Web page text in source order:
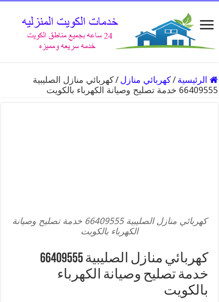
الرئيسية /كهربائي منازل /كهربائي منازل الصليبية
66409555 خدمة تصليح وصيانة الكهرباء بالكويت
كهربائي منازل الصليبية 66409555 خدمة تصليح وصيانة
الكهرباء بالكويت
كهربائي منازل الصليبية 66409555
خدمة تصليح وصيانة الكهرباء
بالكويت